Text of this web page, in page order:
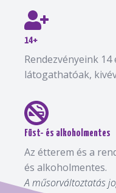
14+
Rendezvényeink
látogathatóak,
Füst- és alkoholmentes
Az étterem és a
és alkoholmentes.
A műsorváltoztatás